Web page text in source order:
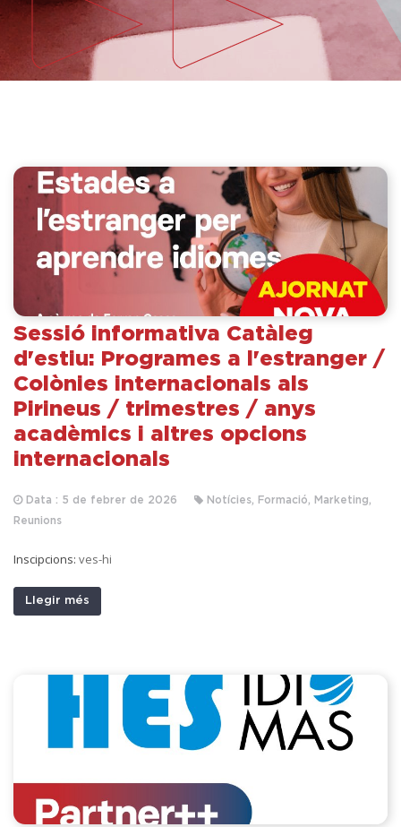
Sessió informativa Catàleg
d'estiu: Programes a l'estranger /
Colònies internacionals als
Pirineus / trimestres / anys
acadèmics i altres opcions
internacionals
Data : 5 de febrer de 2026
Notícies, Formació, Marketing,
Reunions
Inscipcions: ves-hi
Llegir més